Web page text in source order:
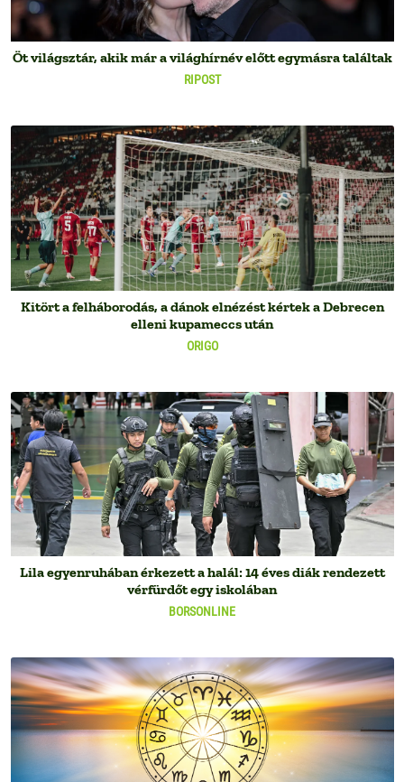
RIPOST
Öt világsztár, akik már a világhírnév előtt egymásra találtak
ORIGO
Kitört a felháborodás, a dánok elnézést kértek a Debrecen
elleni kupameccs után
BORSONLINE
Lila egyenruhában érkezett a halál: 14 éves diák rendezett
vérfürdőt egy iskolában